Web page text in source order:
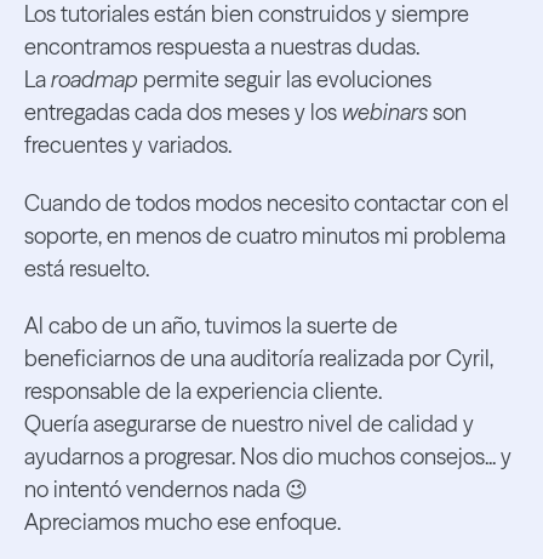
Los tutoriales están bien construidos y siempre
encontramos respuesta a nuestras dudas.
Laroadmap permite seguir las evoluciones
entregadas cada dos meses y los webinarsson
frecuentes y variados.
Cuando de todos modos necesito contactar con el
soporte, en menos de cuatro minutos mi problema
está resuelto.
Al cabo de un año, tuvimos la suerte de
beneficiarnos de una auditoría realizada por Cyril,
responsable de la experiencia cliente.
Quería asegurarse de nuestro nivel de calidad y
ayudarnos a progresar. Nos dio muchos consejos... y
no intentó vendernos nada 😉
Apreciamos mucho ese enfoque.